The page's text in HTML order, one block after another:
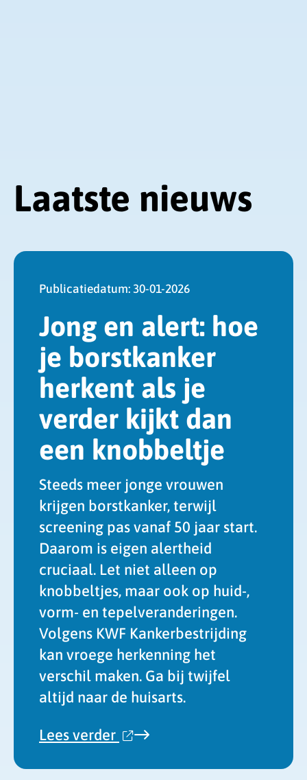
Laatste nieuws
Jong en alert: hoe
je borstkanker
herkent als je
verder kijkt dan
een knobbeltje
Publicatiedatum: 30-01-2026
Steeds meer jonge vrouwen
krijgen borstkanker, terwijl
screening pas vanaf 50 jaar start.
Daarom is eigen alertheid
cruciaal. Let niet alleen op
knobbeltjes, maar ook op huid-,
vorm- en tepelveranderingen.
Volgens KWF Kankerbestrijding
kan vroege herkenning het
verschil maken. Ga bij twijfel
altijd naar de huisarts.
Lees verder over
en